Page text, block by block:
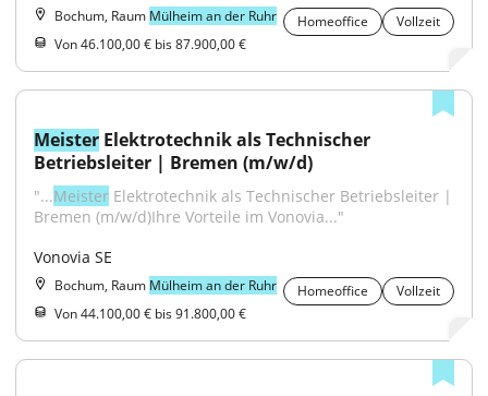
Bochum, Raum Mülheim an der Ruhr Homeoffice
Vollzeit
Von 46.100,00 € bis 87.900,00 €
Meister Elektrotechnik als Technischer
Betriebsleiter | Bremen (m/w/d)
"...Meister Elektrotechnik als Technischer Betriebsleiter |
Bremen (m/w/d)Ihre Vorteile im Vonovia..."
Vonovia SE
Bochum, Raum Mülheim an der Ruhr Homeoffice
Vollzeit
Von 44.100,00 € bis 91.800,00 €